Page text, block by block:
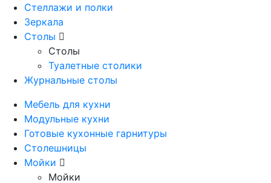
Стеллажи и полки
Зеркала
Столы
Столы
Туалетные столики
Журнальные столы
Мебель для кухни
Модульные кухни
Готовые кухонные гарнитуры
Столешницы
Мойки
Мойки